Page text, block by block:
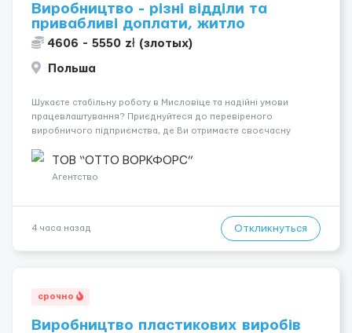
Виробництво - різні відділи та
привабливі доплати, житло
4606 - 5550 zł (злотых)
Польша
Шукаєте стабільну роботу в Мисловіце та надійні умови
працевлаштування? Приєднуйтеся до перевіреного
виробничого підприємства, де Ви отримаєте своєчасну
підібрати посаду відповідно до Ваших навичок
Локація: Мисловіце Форма пр...
ТОВ “ОТТО ВОРКФОРС”
Агентство
4 часа назад Откликнуться
срочно
Виробництво пластикових виробів